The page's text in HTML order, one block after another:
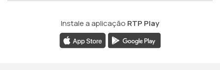
Instale a aplicação RTP Play